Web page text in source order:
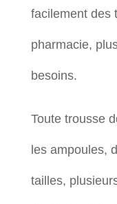
facilement des
pharmacie,
besoins.
Toute trousse
les ampoules,
tailles,